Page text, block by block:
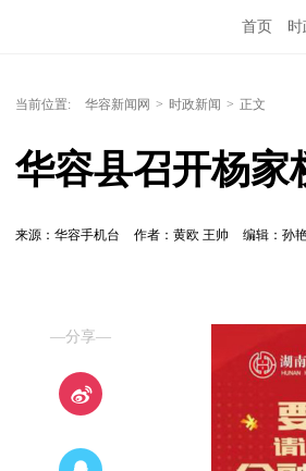
首页 时
当前位置: 华容新闻网 > 时政新闻 > 正文
华容县召开杨家
来源：华容手机台 作者：黄欧 王帅 编辑：孙
—分享—